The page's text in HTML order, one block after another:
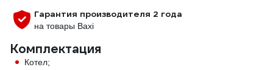
Гарантия производителя 2 года
на товары Baxi
Комплектация
Котел;